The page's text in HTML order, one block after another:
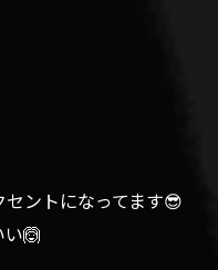
ントになってます😎
🙆